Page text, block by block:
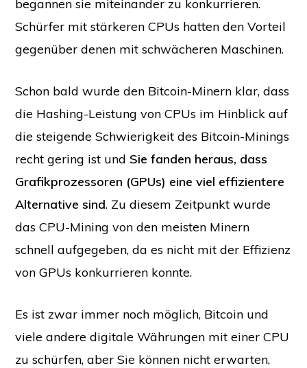
begannen sie miteinander zu konkurrieren.
Schürfer mit stärkeren CPUs hatten den Vorteil
gegenüber denen mit schwächeren Maschinen.
Schon bald wurde den Bitcoin-Minern klar, dass
die Hashing-Leistung von CPUs im Hinblick auf
die steigende Schwierigkeit des Bitcoin-Minings
recht gering ist und Sie fanden heraus, dass
Grafikprozessoren (GPUs) eine viel effizientere
Alternative sind. Zu diesem Zeitpunkt wurde
das CPU-Mining von den meisten Minern
schnell aufgegeben, da es nicht mit der Effizienz
von GPUs konkurrieren konnte.
Es ist zwar immer noch möglich, Bitcoin und
viele andere digitale Währungen mit einer CPU
zu schürfen, aber Sie können nicht erwarten,